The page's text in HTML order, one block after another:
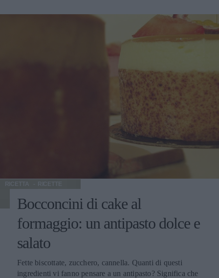
RICETTA
Bocconcini di cake al
formaggio: un antipasto dolce e
salato
Fette biscottate, zucchero, cannella. Quanti di questi
ingredienti vi fanno pensare a un antipasto? Significa che